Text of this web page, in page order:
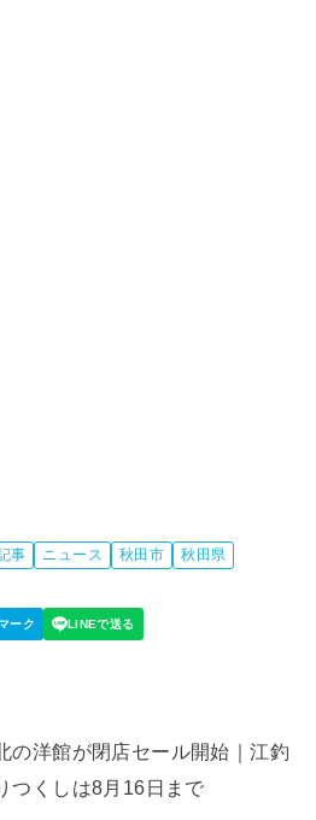
事 ニュース 秋田市 秋田県
の洋館が閉店セール開始｜江釣
つくしは8月16日まで